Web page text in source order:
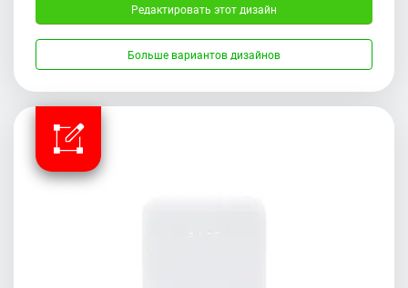
Редактировать этот дизайн
Больше вариантов дизайнов